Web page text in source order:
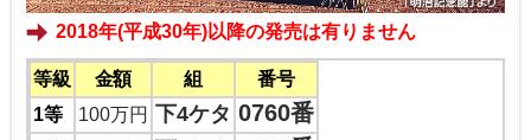
2018年(平成30年)以降の発売は有りません
等級 金額 組
番号
1等
100万円 下4ケタ 0760番